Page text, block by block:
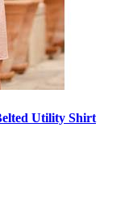
Utility Shirt